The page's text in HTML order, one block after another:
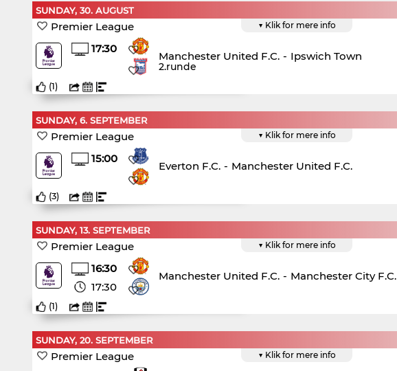
SUNDAY, 30. AUGUST
▼ Klik for mere info
Premier League
17:30
Manchester United F.C. - Ipswich Town
2.runde
(1)
SUNDAY, 6. SEPTEMBER
▼ Klik for mere info
Premier League
15:00
Everton F.C. - Manchester United F.C.
(3)
SUNDAY, 13. SEPTEMBER
▼ Klik for mere info
Premier League
16:30
17:30
Manchester United F.C. - Manchester City F.C.
(1)
SUNDAY, 20. SEPTEMBER
▼ Klik for mere info
Premier League